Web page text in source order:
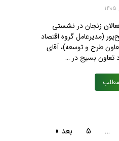
زنجان در نشستی
(مدیرعامل گروه اقتصاد
طرح و توسعه)، آقای
تعاون بسیج در …
مطلب
… ۵ بعد »